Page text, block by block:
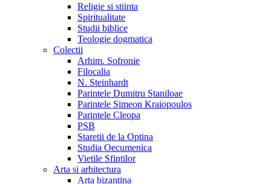
Religie si stiinta
Spiritualitate
Studii biblice
Teologie dogmatica
Colectii
Arhim. Sofronie
Filocalia
N. Steinhardt
Parintele Dumitru Staniloae
Parintele Simeon Kraiopoulos
Parintele Cleopa
PSB
Staretii de la Optina
Studia Oecumenica
Vietile Sfintilor
Arta si arhitectura
Arta bizantina